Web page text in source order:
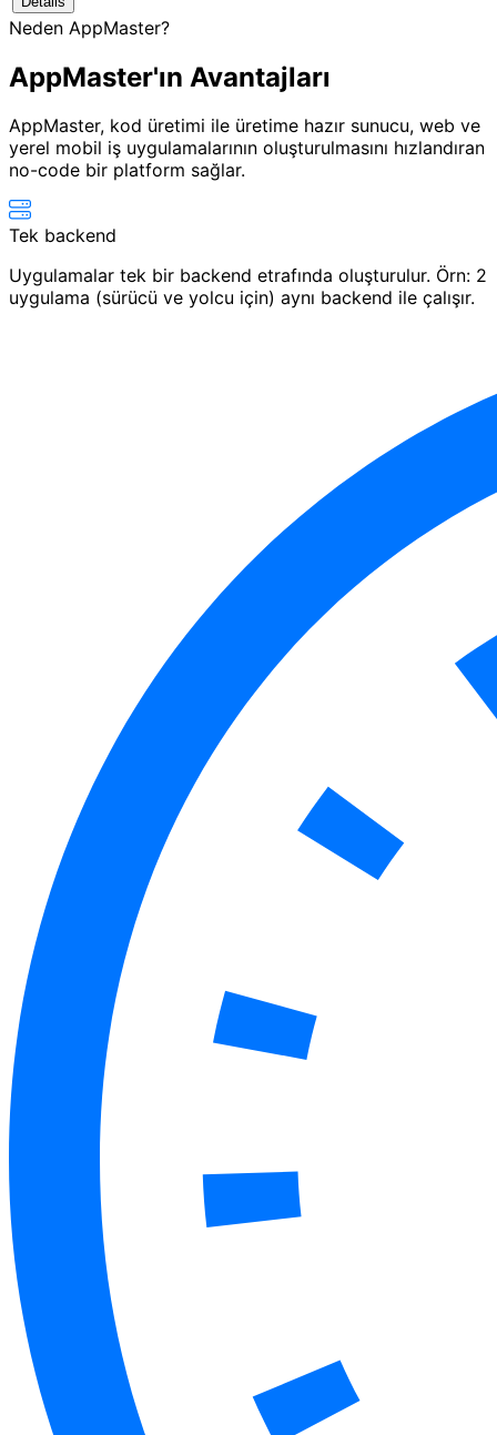
Neden AppMaster?
AppMaster'ın Avantajları
AppMaster, kod üretimi ile üretime hazır sunucu, web ve
yerel mobil iş uygulamalarının oluşturulmasını hızlandıran
no-code bir platform sağlar.
Tek backend
Uygulamalar tek bir backend etrafında oluşturulur. Örn: 2
uygulama (sürücü ve yolcu için) aynı backend ile çalışır.